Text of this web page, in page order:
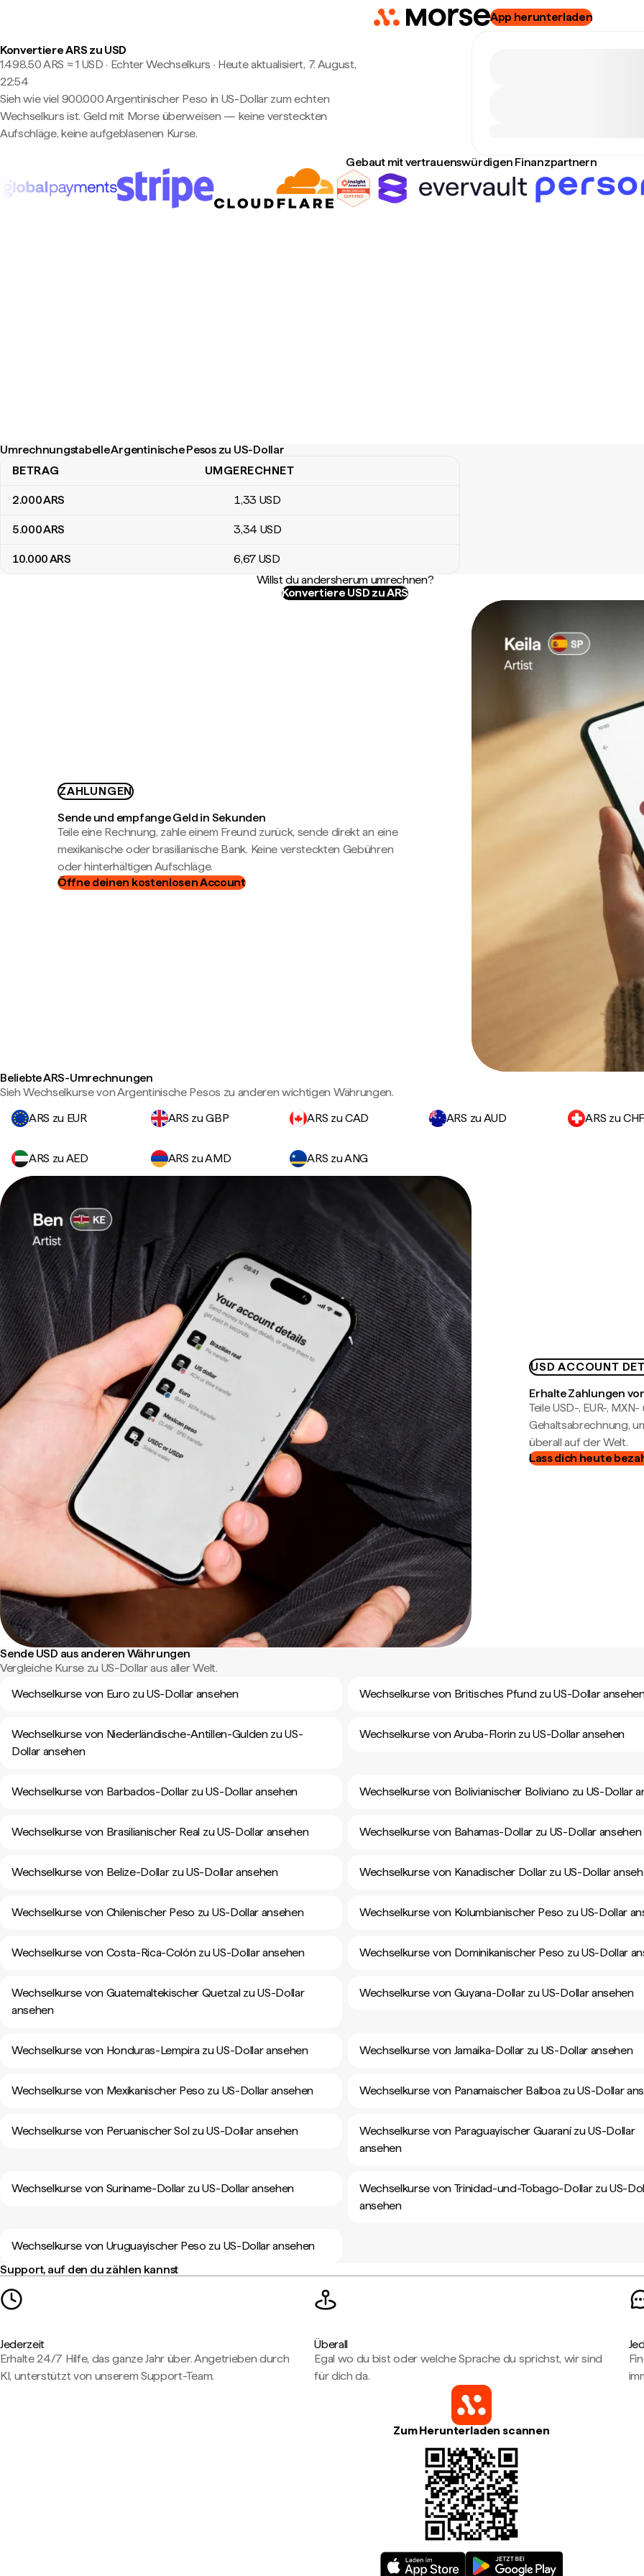
App herunterladen
Konvertiere ARS zu USD
1.498,50 ARS ≈ 1 USD · Echter Wechselkurs · Heute aktualisiert, 7. August,
22:54
Sieh wie viel 900.000 Argentinischer Peso in US-Dollar zum echten
Wechselkurs ist. Geld mit Morse überweisen — keine versteckten
Aufschläge, keine aufgeblasenen Kurse.
Gebaut mit vertrauenswürdigen Finanzpartnern
Umrechnungstabelle Argentinische Pesos zu US-Dollar
Umrechnungstabelle Argentinische Pesos zu US-Dollar
BETRAG UMGERECHNET
2.000ARS 1,33 USD
5.000ARS 3,34 USD
10.000ARS 6,67 USD
Willst du andersherum umrechnen?
Konvertiere USD zu ARS
ZAHLUNGEN
Sende und empfange Geld in Sekunden
Teile eine Rechnung, zahle einem Freund zurück, sende direkt an eine
mexikanische oder brasilianische Bank. Keine versteckten Gebühren
oder hinterhältigen Aufschläge.
Öffne deinen kostenlosen Account
Beliebte ARS-Umrechnungen
Sieh Wechselkurse von Argentinische Pesos zu anderen wichtigen Währungen.
ARS zu EUR
ARS zu GBP ARS zu CAD ARS zu AUD ARS zu
ARS zu AED ARS zu AMD ARS zu ANG
USD ACCOUNT
Erhalte Zahlungen
Teile USD-, EUR-,
Gehaltsabrechnung,
überall auf der Welt.
Lass dich heute
Sende USD aus anderen Währungen
Vergleiche Kurse zu US-Dollar aus aller Welt.
Wechselkurse von Euro zu US-Dollar ansehen
Wechselkurse von Britisches Pfund zu US-Dollar
Wechselkurse von Niederländische-Antillen-Gulden zu US-
Dollar ansehen
Wechselkurse von Aruba-Florin zu US-Dollar ansehen
Wechselkurse von Barbados-Dollar zu US-Dollar ansehen Wechselkurse von Bolivianischer Boliviano zu US-Dollar
Wechselkurse von Brasilianischer Real zu US-Dollar ansehen Wechselkurse von Bahamas-Dollar zu US-Dollar ansehen
Wechselkurse von Belize-Dollar zu US-Dollar ansehen Wechselkurse von Kanadischer Dollar zu US-Dollar
Wechselkurse von Chilenischer Peso zu US-Dollar ansehen Wechselkurse von Kolumbianischer Peso zu US-Dollar
Wechselkurse von Costa-Rica-Colón zu US-Dollar ansehen Wechselkurse von Dominikanischer Peso zu US-Dollar
Wechselkurse von Guatemaltekischer Quetzal zu US-Dollar
ansehen
Wechselkurse von Guyana-Dollar zu US-Dollar ansehen
Wechselkurse von Honduras-Lempira zu US-Dollar ansehen Wechselkurse von Jamaika-Dollar zu US-Dollar ansehen
Wechselkurse von Mexikanischer Peso zu US-Dollar ansehen Wechselkurse von Panamaischer Balboa zu US-Dollar
Wechselkurse von Peruanischer Sol zu US-Dollar ansehen
Wechselkurse von Paraguayischer Guaraní zu US-Dollar
ansehen
Wechselkurse von Suriname-Dollar zu US-Dollar ansehen
Wechselkurse von Trinidad-und-Tobago-Dollar zu US-
ansehen
Wechselkurse von Uruguayischer Peso zu US-Dollar ansehen
Support, auf den du zählen kannst
Jederzeit
Erhalte 24/7 Hilfe, das ganze Jahr über. Angetrieben durch
KI, unterstützt von unserem Support-Team.
Überall
Egal wo du bist oder welche Sprache du sprichst, wir sind
für dich da.
Zum Herunterladen scannen